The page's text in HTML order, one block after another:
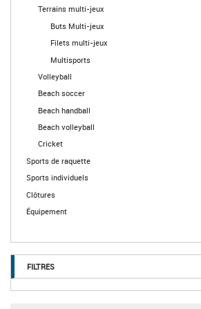
Terrains multi-jeux
Buts Multi-jeux
Filets multi-jeux
Multisports
Volleyball
Beach soccer
Beach handball
Beach volleyball
Cricket
Sports de raquette
Sports individuels
Clôtures
Équipement
FILTRES